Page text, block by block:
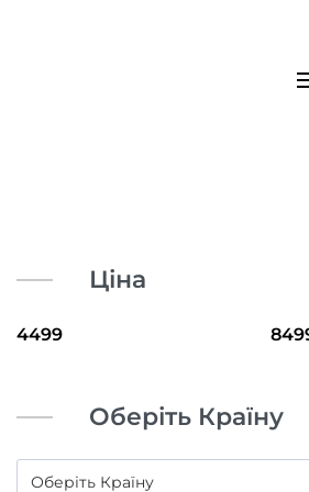
Ціна
Оберіть Країну